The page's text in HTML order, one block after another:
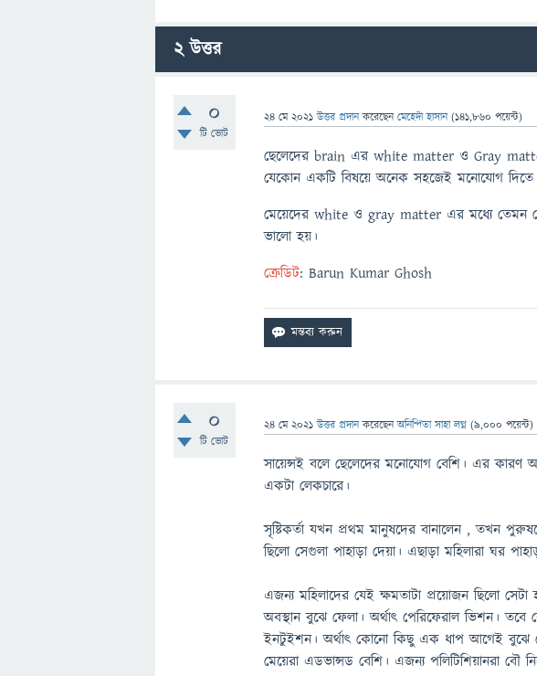
2উত্তর
0
টি ভোট
24 মে 2021 উত্তর প্রদান করেছেনমেহেদী হাসান (141,860 পয়েন্ট)
ছেলেদের brain এর white matter ও Gray
যেকোন একটি বিষয়ে অনেক সহজেই মনোযোগ দিতে
মেয়েদের white ও gray matter এর মধ্যে তেমন
ভালো হয়।
ক্রেডিট: Barun Kumar Ghosh
0
টি ভোট
24 মে 2021 উত্তর প্রদান করেছেনঅনিন্দিতা সাহা লগ্ন (9,000 পয়েন্ট)
সায়েন্সই বলে ছেলেদের মনোযোগ বেশি। এর কারণ
একটা লেকচারে।
সৃষ্টিকর্তা যখন প্রথম মানুষদের বানালেন , তখন
ছিলো সেগুলা পাহাড়া দেয়া। এছাড়া মহিলারা ঘর
এজন্য মহিলাদের যেই ক্ষমতাটা প্রয়োজন ছিলো
অবস্থান বুঝে ফেলা। অর্থাৎ পেরিফেরাল ভিশন।
ইনটুইশন। অর্থাৎ কোনো কিছু এক ধাপ আগেই বুঝে
মেয়েরা এডভান্সড বেশি। এজন্য পলিটিশিয়ানরা